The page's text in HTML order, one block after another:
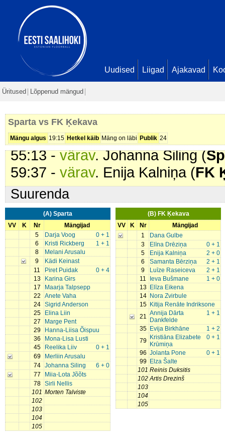
Uudised Liigad Ajakavad
Üritused Lõppenud mängud
Sparta vs FK Ķekava
Mängu algus 19:15 Hetkel käib Mäng on läbi Publik 24
47:42 -
värav
Seis6 - 6
48:08 -karistus (207 -
Ķekava ). 2 min
52:06 -värav. Luīze Raseiceva (
53:51 -värav. Ieva Bušmane (
- 8
55:13 -värav. Johanna Siling (
59:37 - värav. Enija Kalniņa (FK
Suurenda
(A) Sparta
VV
K Nr
Mängijad
5
0 + 1
Darja Voog
6
1 + 1
Kristi Rickberg
8
Melani Arusalu
9
Kädi Keinast
11
0 + 4
Piret Puidak
13
Karina Girs
17
Maarja Talpsepp
22
Anete Vaha
24
Sigrid Anderson
25
Elina Liin
27
Marge Pent
29
Hanna-Liisa Õispuu
36
Mona-Lisa Lusti
45
0 + 1
Reelika Liiv
69
Merliin Arusalu
74
6 + 0
Johanna Siling
77
Miia-Lota Jõõts
78
Sirli Nellis
101 Morten Talviste
102
103
104
105
(B) FK Ķekava
VV
K Nr
Mängijad
1
Dana Gulbe
3
0 + 1
Elīna Drēziņa
5
2 + 0
Enija Kalniņa
6
2 + 1
Samanta Bērziņa
9
2 + 1
Luīze Raseiceva
11
1 + 0
Ieva Bušmane
13
Elīza Eikena
14
Nora Zvirbule
15
Kitija Renāte Indriksone
21
1 + 1
Annija Dārta
Dankfelde
35
1 + 2
Evija Birkhāne
79
0 + 1
Kristiāna Elizabete
Krūmiņa
96
0 + 1
Jolanta Pone
99
Elza Šalte
101 Reinis Duksitis
102 Artis Drezinš
103
104
105